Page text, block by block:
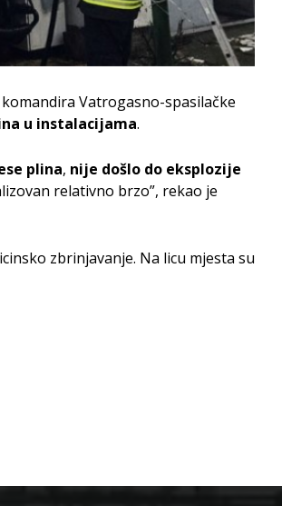
Vatrogasno-spasilačke
u instalacijama.
plina, nije došlo do eksplozije
relativno brzo”, rekao je
zbrinjavanje. Na licu mjesta su